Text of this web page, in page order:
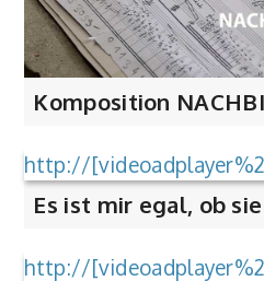
Komposition
http://
Es ist mir egal, ob
http://